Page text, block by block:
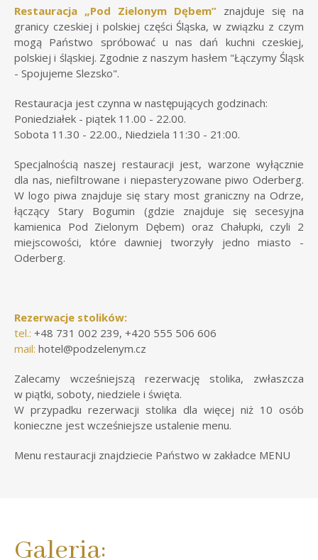
Restauracja „Pod Zielonym Dębem” znajduje się na
granicy czeskiej i polskiej części Śląska, w związku z czym
mogą Państwo spróbować u nas dań kuchni czeskiej,
polskiej i śląskiej. Zgodnie z naszym hasłem "Łączymy Śląsk
- Spojujeme Slezsko".
Restauracja jest czynna w następujących godzinach:
Poniedziałek - piątek 11.00 - 22.00.
Sobota 11.30 - 22.00., Niedziela 11:30 - 21:00.
Specjalnością naszej restauracji jest, warzone wyłącznie
dla nas, niefiltrowane i niepasteryzowane piwo Oderberg.
W logo piwa znajduje się stary most graniczny na Odrze,
łączący Stary Bogumin (gdzie znajduje się secesyjna
kamienica Pod Zielonym Dębem) oraz Chałupki, czyli 2
miejscowości, które dawniej tworzyły jedno miasto -
Oderberg.
Rezerwacje stolików:
tel.: +48 731 002 239, +420 555 506 606
mail: hotel@podzelenym.cz
Zalecamy wcześniejszą rezerwację stolika, zwłaszcza
w piątki, soboty, niedziele i święta.
W przypadku rezerwacji stolika dla więcej niż 10 osób
konieczne jest wcześniejsze ustalenie menu.
Menu restauracji znajdziecie Państwo w zakładce MENU
Galeria: